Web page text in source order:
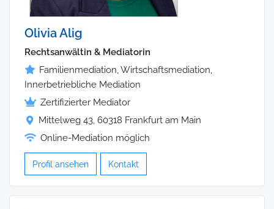
Olivia Alig
Rechtsanwältin & Mediatorin
Familienmediation, Wirtschaftsmediation,
Innerbetriebliche Mediation
Zertifizierter Mediator
Mittelweg 43, 60318 Frankfurt am Main
Online-Mediation möglich
Profil ansehen Kontakt